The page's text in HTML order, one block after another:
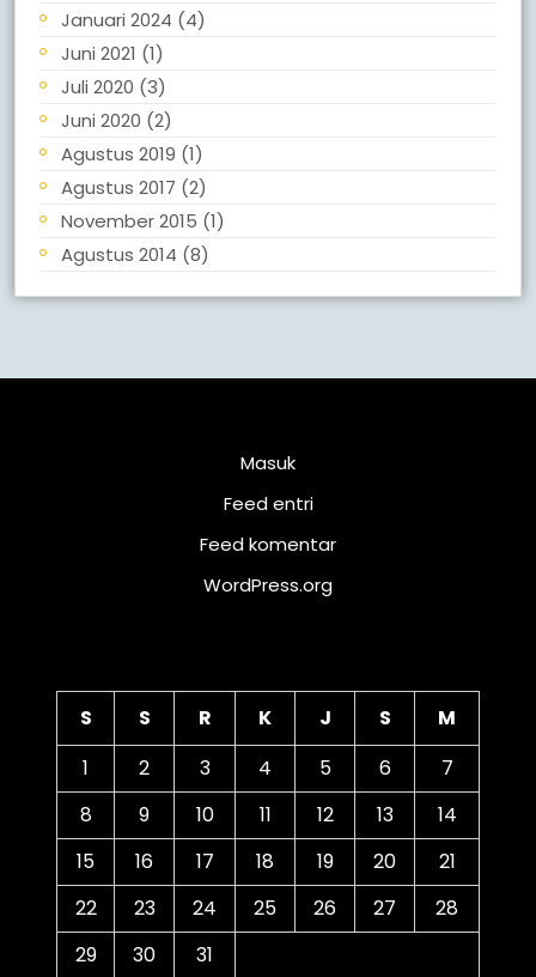
Januari 2024 (4)
Juni 2021 (1)
Juli 2020 (3)
Juni 2020 (2)
Agustus 2019 (1)
Agustus 2017 (2)
November 2015 (1)
Agustus 2014 (8)
Masuk
Feed entri
Feed komentar
WordPress.org
S S R K J S
M
1
2 3 4 5 6
7
8
9 10 11 12 13
14
15
16 17 18 19 20
21
22
23 24 25 26 27
28
29
30 31